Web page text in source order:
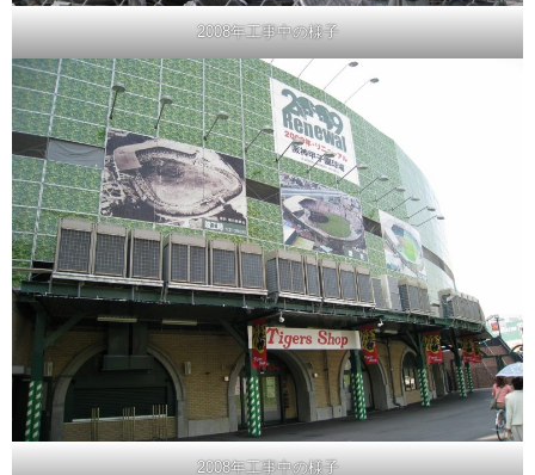
2008年工事中の様子
2008年工事中の様子